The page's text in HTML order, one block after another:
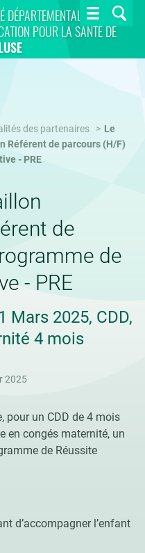
DÉPARTEMENTAL
POUR LA SANTÉ DE
des partenaires
Le
Référent de parcours (H/F)
- PRE
de
de
- PRE
Mars 2025, CDD,
4 mois
2025
pour un CDD de 4 mois
en congés maternité, un
de Réussite
d’accompagner l’enfant